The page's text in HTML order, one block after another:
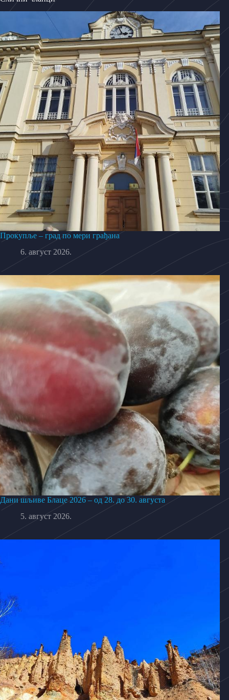
Прокупље – град по мери грађана
6. август 2026.
Дани шљиве Блаце 2026 – од 28. до 30. августа
5. август 2026.